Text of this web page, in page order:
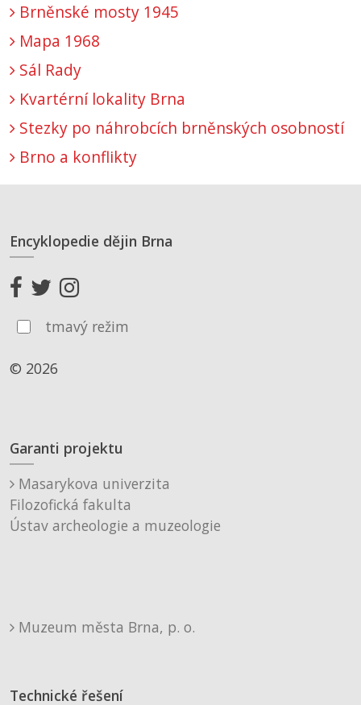
Brněnské mosty 1945
Mapa 1968
Sál Rady
Kvartérní lokality Brna
Stezky po náhrobcích brněnských osobností
Brno a konflikty
Encyklopedie dějin Brna
tmavý režim
© 2026
Garanti projektu
Masarykova univerzita
Filozofická fakulta
Ústav archeologie a muzeologie
Muzeum města Brna, p. o.
Technické řešení